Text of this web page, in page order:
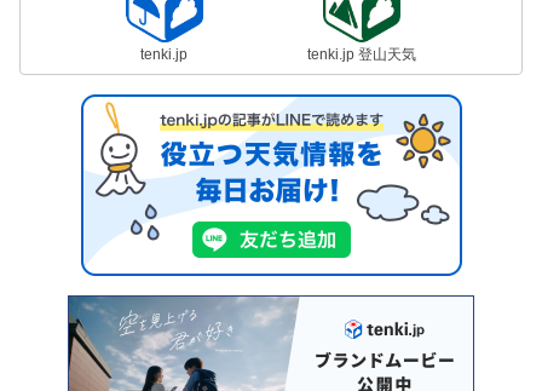
tenki.jp tenki.jp 登山天気